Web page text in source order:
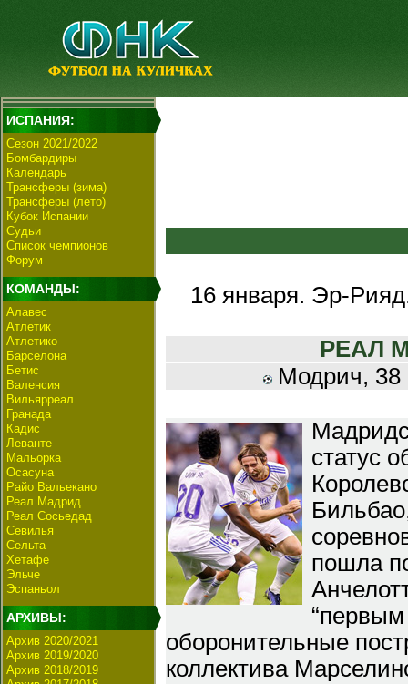
ИСПАНИЯ:
Сезон 2021/2022
Бомбардиры
Календарь
Трансферы (зима)
Трансферы (лето)
Кубок Испании
Судьи
Список чемпионов
Форум
КОМАНДЫ:
Алавес
Атлетик
Атлетико
Барселона
Бетис
Валенсия
Вильярреал
Гранада
Кадис
Леванте
Мальорка
Осасуна
Райо Вальекано
Реал Мадрид
Реал Сосьедад
Севилья
Сельта
Хетафе
Эльче
Эспаньол
АРХИВЫ:
Архив 2020/2021
Архив 2019/2020
Архив 2018/2019
16 января. Эр-
РЕАЛ
Модрич, 38
статус
пошла
оборонительные
коллектива